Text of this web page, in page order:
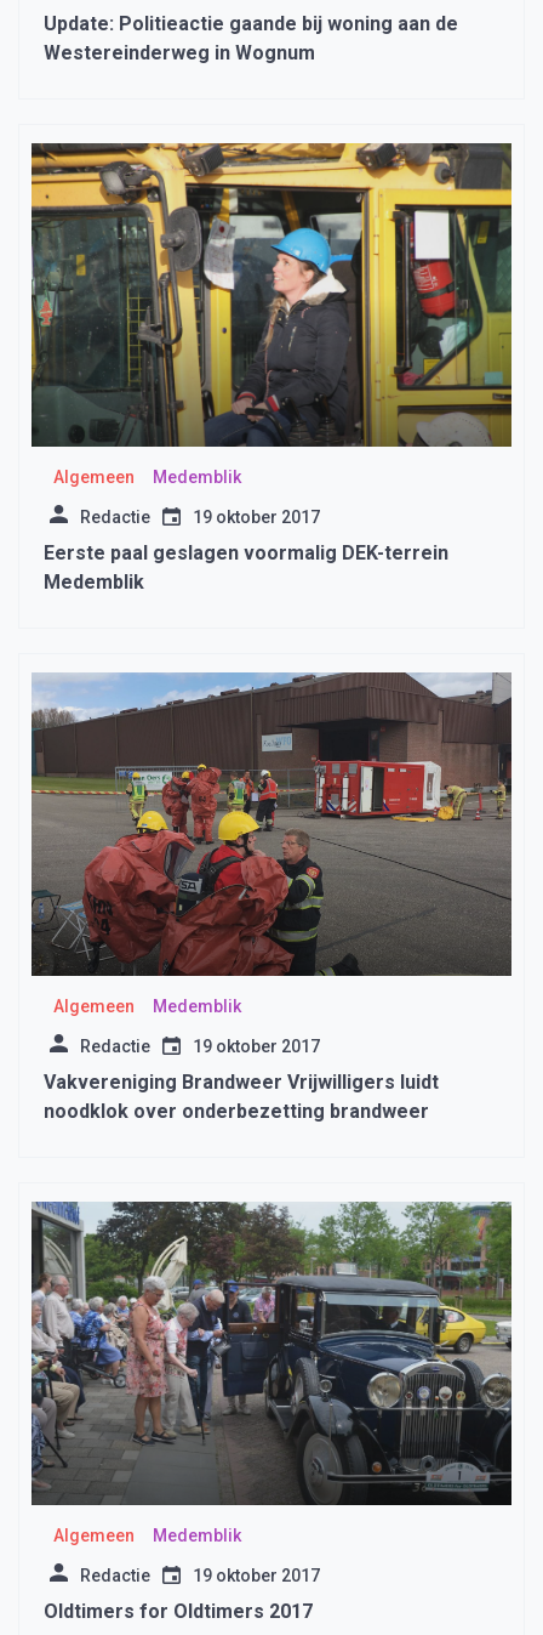
Update: Politieactie gaande bij woning aan de
Westereinderweg in Wognum
Algemeen Medemblik
Redactie 19 oktober 2017
Eerste paal geslagen voormalig DEK-terrein
Medemblik
Algemeen Medemblik
Redactie 19 oktober 2017
Vakvereniging Brandweer Vrijwilligers luidt
noodklok over onderbezetting brandweer
Algemeen Medemblik
Redactie 19 oktober 2017
Oldtimers for Oldtimers 2017